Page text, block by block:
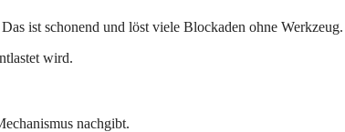
ist schonend und löst viele Blockaden ohne Werkzeug.
wird.
nachgibt.